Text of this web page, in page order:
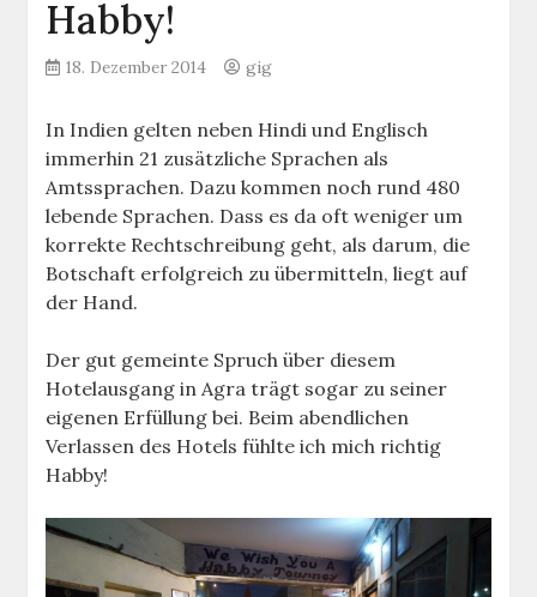
Habby!
18. Dezember 2014 gig
In Indien gelten neben Hindi und Englisch
immerhin 21 zusätzliche Sprachen als
Amtssprachen. Dazu kommen noch rund 480
lebende Sprachen. Dass es da oft weniger um
korrekte Rechtschreibung geht, als darum, die
Botschaft erfolgreich zu übermitteln, liegt auf
der Hand.
Der gut gemeinte Spruch über diesem
Hotelausgang in Agra trägt sogar zu seiner
eigenen Erfüllung bei. Beim abendlichen
Verlassen des Hotels fühlte ich mich richtig
Habby!